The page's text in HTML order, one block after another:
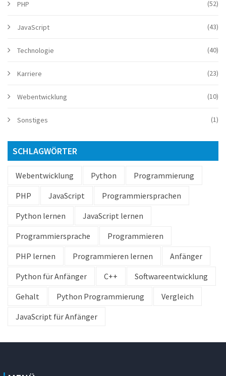
PHP (52)
JavaScript (43)
Technologie (40)
Karriere (23)
Webentwicklung (10)
Sonstiges (1)
SCHLAGWÖRTER
Webentwicklung Python
Programmierung
PHP
JavaScript
Programmiersprachen
Python lernen
JavaScript lernen
Programmiersprache
Programmieren
PHP lernen
Programmieren lernen
Anfänger
Python für Anfänger
C++
Softwareentwicklung
Gehalt
Python Programmierung
Vergleich
JavaScript für Anfänger